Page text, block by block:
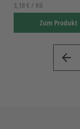
3,18 € / KG
Zum Produkt